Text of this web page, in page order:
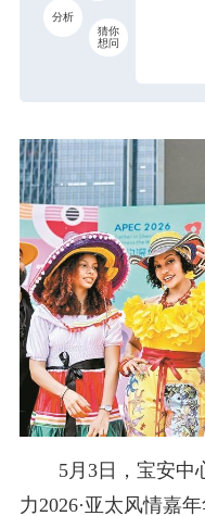
分析
猜你
想问
5月3日，宝安中
力2026·亚太风情嘉